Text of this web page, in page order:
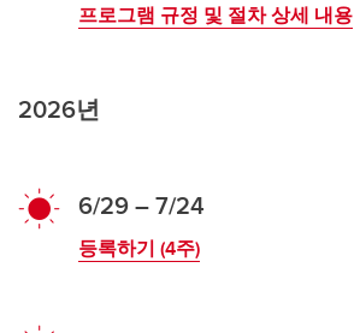
프로그램 규정 및 절차 상세 내용
2026년
6/29 – 7/24
등록하기 (4주)